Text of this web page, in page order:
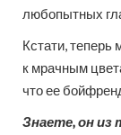
любопытных
Кстати, теперь
к мрачным
что ее
Знаете, он из